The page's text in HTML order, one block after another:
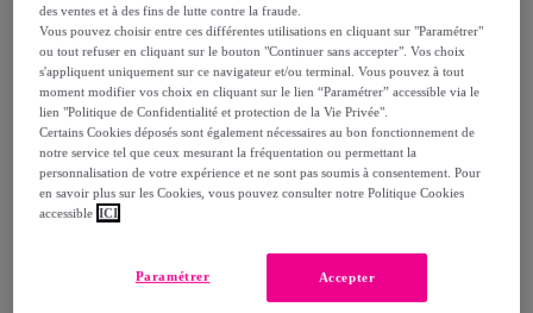
voir les conditions.
Vendu parKarcher
Livraison offerte par la marque
des ventes et à des fins de lutte contre la fraude.
Vous pouvez choisir entre ces différentes utilisations en cliquant sur "Paramétrer"
ou tout refuser en cliquant sur le bouton "Continuer sans accepter". Vos choix
s'appliquent uniquement sur ce navigateur et/ou terminal. Vous pouvez à tout
moment modifier vos choix en cliquant sur le lien “Paramétrer” accessible via le
lien "Politique de Confidentialité et protection de la Vie Privée".
Certains Cookies déposés sont également nécessaires au bon fonctionnement de
notre service tel que ceux mesurant la fréquentation ou permettant la
personnalisation de votre expérience et ne sont pas soumis à consentement. Pour
en savoir plus sur les Cookies, vous pouvez consulter notre Politique Cookies
accessible ICI
Accepter
Paramétrer